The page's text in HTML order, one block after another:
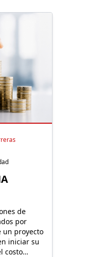
de
por
un proyecto
iniciar su
costo